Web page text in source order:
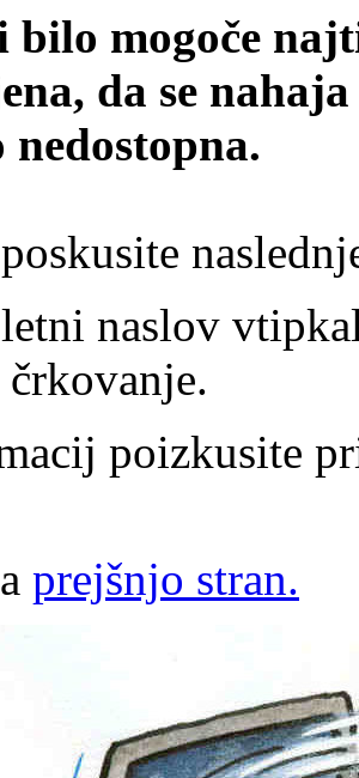
bilo mogoče
da se
naslov
poizkusite
prejšnjo stran.